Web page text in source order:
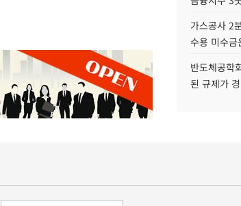
가스공사 2
수용 미수
반도체공학
된 규제가